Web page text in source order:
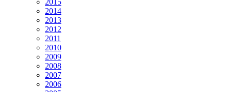
2015
2014
2013
2012
2011
2010
2009
2008
2007
2006